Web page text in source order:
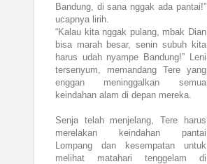
Bandung, di sana nggak ada pantai!”
ucapnya lirih.
“Kalau kita nggak pulang, mbak Dian
bisa marah besar, senin subuh kita
harus udah nyampe Bandung!” Leni
tersenyum, memandang Tere yang
enggan meninggalkan semua
keindahan alam di depan mereka.
Senja telah menjelang, Tere harus
merelakan keindahan pantai
Lompang dan kesempatan untuk
melihat matahari tenggelam di